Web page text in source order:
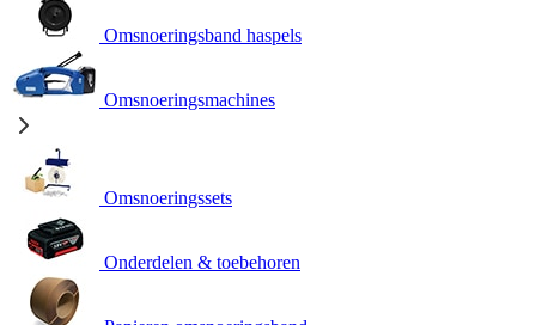
Omsnoeringsband haspels
Omsnoeringsmachines
Omsnoeringssets
Onderdelen & toebehoren